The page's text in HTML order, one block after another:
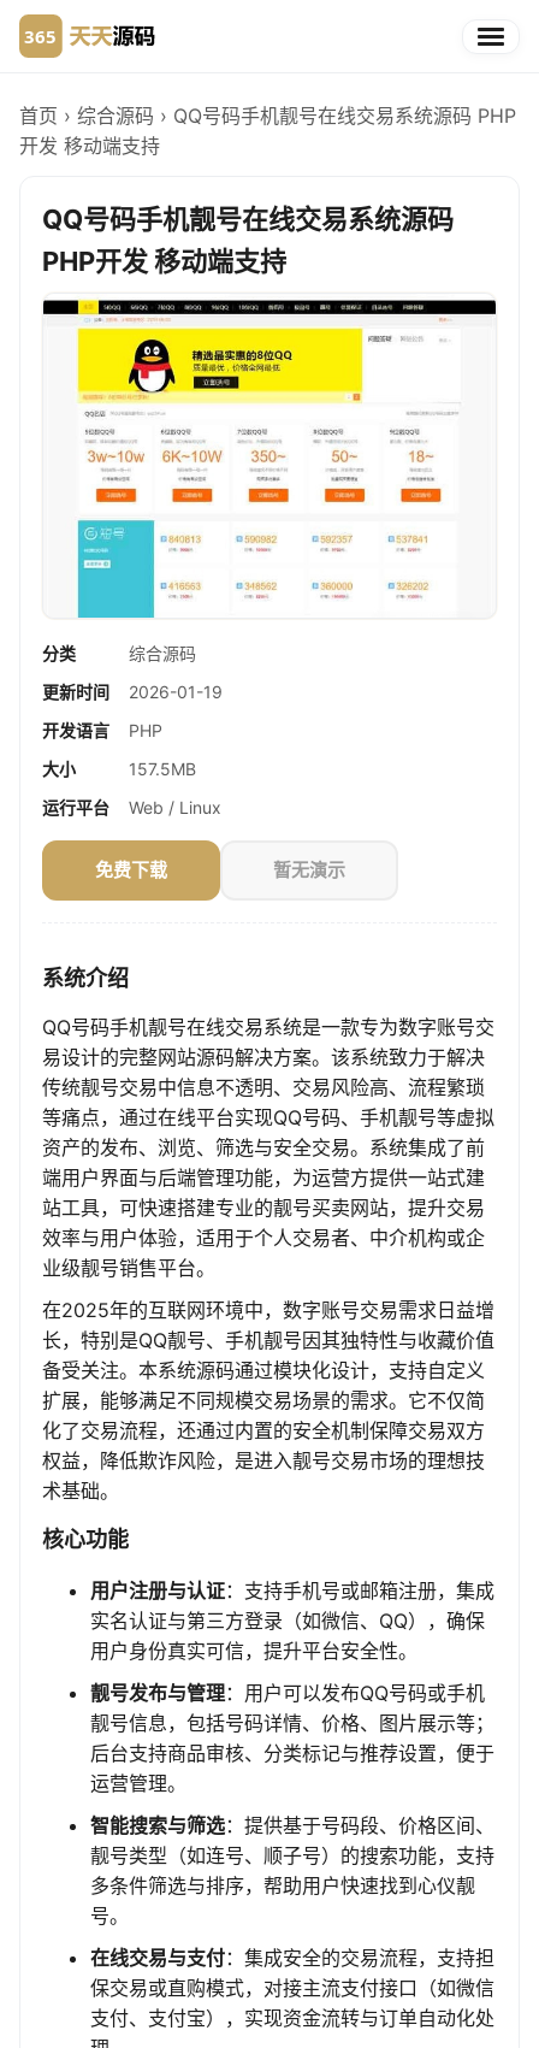
首页 › 综合源码 › QQ号码手机靓号在线交易系统源码 PHP
开发 移动端支持
QQ号码手机靓号在线交易系统源码
PHP开发 移动端支持
分类
综合源码
更新时间
2026-01-19
开发语言
PHP
大小
157.5MB
运行平台
Web / Linux
免费下载 暂无演示
系统介绍
QQ号码手机靓号在线交易系统是一款专为数字账号交
易设计的完整网站源码解决方案。该系统致力于解决
传统靓号交易中信息不透明、交易风险高、流程繁琐
等痛点，通过在线平台实现QQ号码、手机靓号等虚拟
资产的发布、浏览、筛选与安全交易。系统集成了前
端用户界面与后端管理功能，为运营方提供一站式建
站工具，可快速搭建专业的靓号买卖网站，提升交易
效率与用户体验，适用于个人交易者、中介机构或企
业级靓号销售平台。
在2025年的互联网环境中，数字账号交易需求日益增
长，特别是QQ靓号、手机靓号因其独特性与收藏价值
备受关注。本系统源码通过模块化设计，支持自定义
扩展，能够满足不同规模交易场景的需求。它不仅简
化了交易流程，还通过内置的安全机制保障交易双方
权益，降低欺诈风险，是进入靓号交易市场的理想技
术基础。
核心功能
用户注册与认证：支持手机号或邮箱注册，集成
实名认证与第三方登录（如微信、QQ），确保
用户身份真实可信，提升平台安全性。
靓号发布与管理：用户可以发布QQ号码或手机
靓号信息，包括号码详情、价格、图片展示等；
后台支持商品审核、分类标记与推荐设置，便于
运营管理。
智能搜索与筛选：提供基于号码段、价格区间、
靓号类型（如连号、顺子号）的搜索功能，支持
多条件筛选与排序，帮助用户快速找到心仪靓
号。
在线交易与支付：集成安全的交易流程，支持担
保交易或直购模式，对接主流支付接口（如微信
支付、支付宝），实现资金流转与订单自动化处